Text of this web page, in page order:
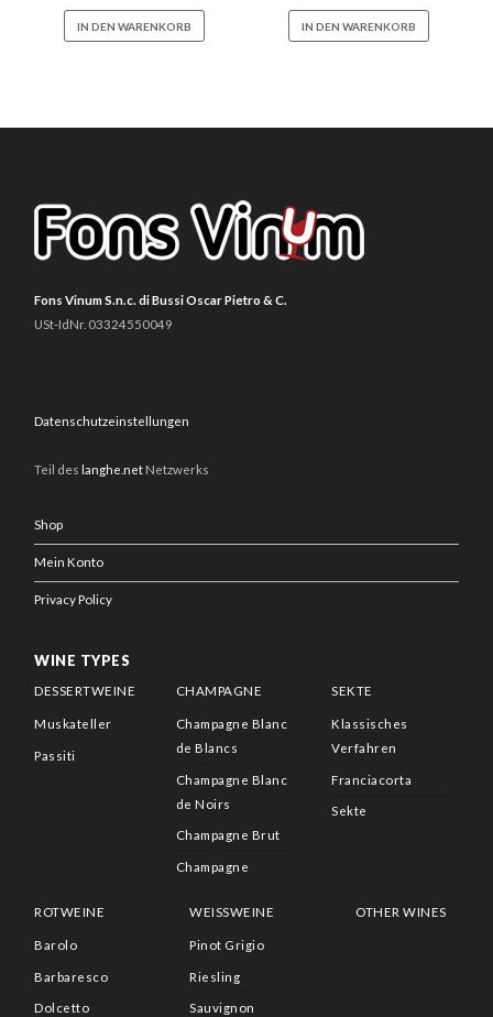
IN DEN WARENKORB IN DEN WARENKORB
Fons Vinum S.n.c. di Bussi Oscar Pietro & C.
USt-IdNr. 03324550049
Datenschutzeinstellungen
Teil des langhe.net Netzwerks
Shop
Mein Konto
Privacy Policy
WINE TYPES
DESSERTWEINE
Muskateller
Passiti
CHAMPAGNE
Champagne Blanc
de Blancs
Champagne Blanc
de Noirs
Champagne Brut
Champagne
SEKTE
Klassisches
Verfahren
Franciacorta
Sekte
ROTWEINE
Barolo
Barbaresco
Dolcetto
WEISSWEINE
Pinot Grigio
Riesling
Sauvignon
OTHER WINES